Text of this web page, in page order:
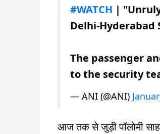
#WATCH |
Delhi-
The passenger
to the security
— ANI (@ANI)
आज तक से जुड़ी पॉलोमी